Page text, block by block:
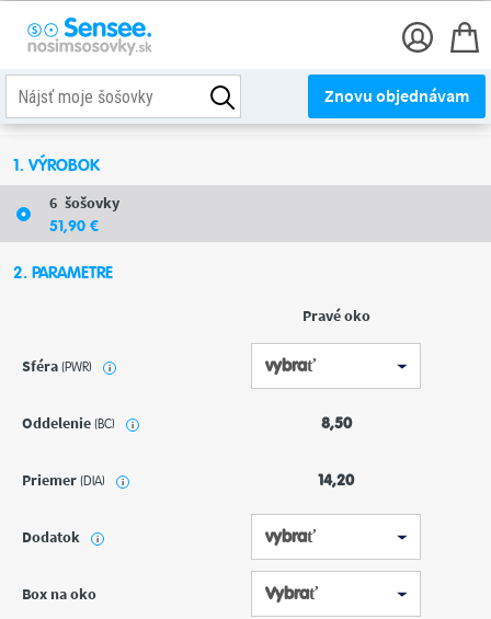
Znovu objednávam
1. VÝROBOK
6 šošovky
51,90 €
2. PARAMETRE
Pravé oko
Sféra(PWR) i
Oddelenie(BC) i 8,50
Priemer(DIA) i 14,20
Dodatok i
Box na oko